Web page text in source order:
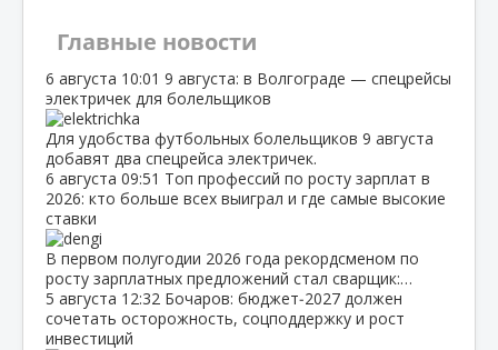
Главные новости
6 августа 10:01 9 августа: в Волгограде — спецрейсы
электричек для болельщиков
Для удобства футбольных болельщиков 9 августа
добавят два спецрейса электричек.
6 августа 09:51 Топ профессий по росту зарплат в
2026: кто больше всех выиграл и где самые высокие
ставки
В первом полугодии 2026 года рекордсменом по
росту зарплатных предложений стал сварщик:…
5 августа 12:32 Бочаров: бюджет‑2027 должен
сочетать осторожность, соцподдержку и рост
инвестиций